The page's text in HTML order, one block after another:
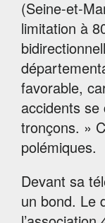
(Seine-et-
limitation à
favorable,
accidents
tronçons. »
polémiques.
Devant sa
un bond. Le